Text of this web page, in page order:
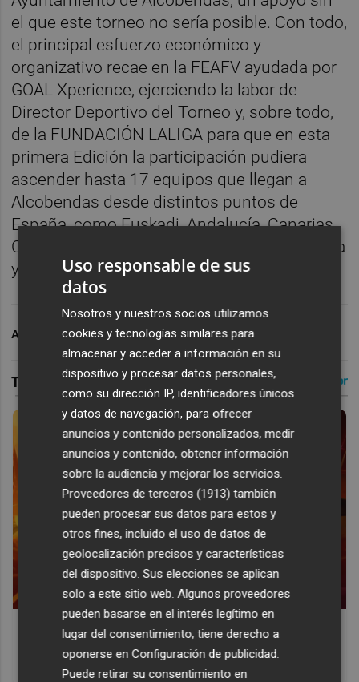
el que este torneo no sería posible. Con todo,
el principal esfuerzo económico y
organizativo recae en la FEAFV ayudada por
GOAL Xperience, ejerciendo la labor de
Director Deportivo del Torneo y, sobre todo,
de la FUNDACIÓN LALIGA para que en esta
primera Edición la participación pudiera
ascender hasta 17 equipos que llegan a
Alcobendas desde distintos puntos de
España, como Euskadi, Andalucía, Canarias,
Comunidad Valenciana, Castilla-León, Galicia
y como no, Madrid.
ARCHIVADO EN VALENCIA CF
Corepunk MMORPG
Un verdadero MMORPG de la vieja escuela ¡Cómo los de
antes, pero mejor!
Uso responsable de sus
datos
Nosotros y nuestros socios utilizamos
cookies y tecnologías similares para
almacenar y acceder a información en su
dispositivo y procesar datos personales,
como su dirección IP, identificadores únicos
y datos de navegación, para ofrecer
anuncios y contenido personalizados, medir
anuncios y contenido, obtener información
sobre la audiencia y mejorar los servicios.
Proveedores de terceros (1913) también
pueden procesar sus datos para estos y
otros fines, incluido el uso de datos de
geolocalización precisos y características
del dispositivo. Sus elecciones se aplican
solo a este sitio web. Algunos proveedores
pueden basarse en el interés legítimo en
lugar del consentimiento; tiene derecho a
oponerse enConfiguración de publicidad.
Puede retirar su consentimiento en